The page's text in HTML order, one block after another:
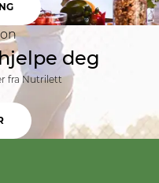
deg
fra Nutrilett